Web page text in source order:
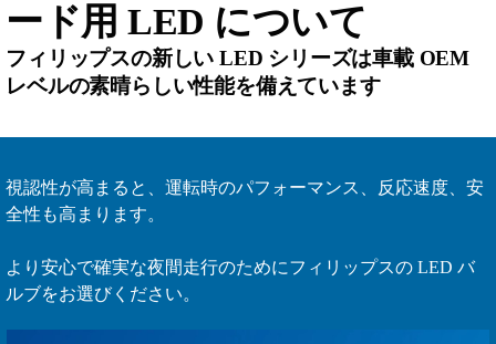
ード用 LED について
フィリップスの新しい LED シリーズは車載 OEM
レベルの素晴らしい性能を備えています
視認性が高まると、運転時のパフォーマンス、反応速度、安
全性も高まります。
より安心で確実な夜間走行のためにフィリップスの LED バ
ルブをお選びください。